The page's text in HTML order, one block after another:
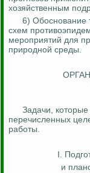
хозяйственным
6) Обоснование
схем
мероприятий для
природной среды.
Задачи,
перечисленных
работы.
I.
и